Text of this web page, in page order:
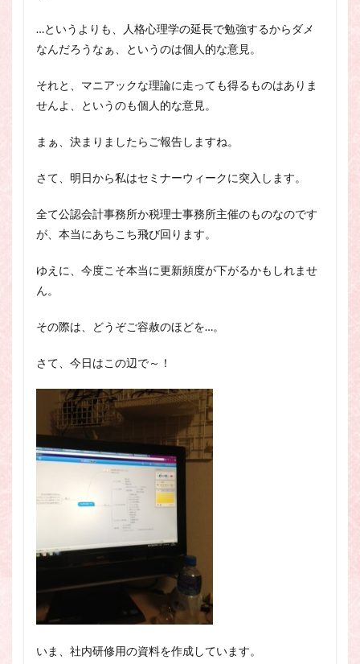
…というよりも、人格心理学の延長で勉強するからダメ
なんだろうなぁ、というのは個人的な意見。
それと、マニアックな理論に走っても得るものはありま
せんよ、というのも個人的な意見。
まぁ、決まりましたらご報告しますね。
さて、明日から私はセミナーウィークに突入します。
全て公認会計事務所か税理士事務所主催のものなのです
が、本当にあちこち飛び回ります。
ゆえに、今度こそ本当に更新頻度が下がるかもしれませ
ん。
その際は、どうぞご容赦のほどを…。
さて、今日はこの辺で～！
いま、社内研修用の資料を作成しています。